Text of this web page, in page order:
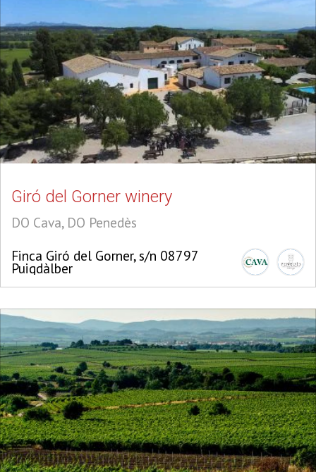
Giró del Gorner winery
DO Cava, DO Penedès
Finca Giró del Gorner, s/n 08797
Puigdàlber